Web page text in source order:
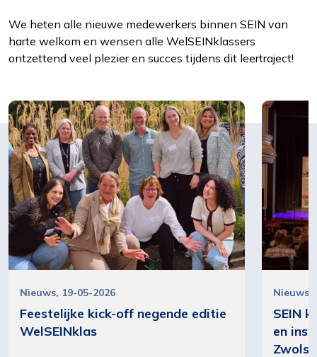
We heten alle nieuwe medewerkers binnen SEIN van
harte welkom en wensen alle WelSEINklassers
ontzettend veel plezier en succes tijdens dit leertraject!
Feestelijke kick-off negende editie
WelSEINklas
Nieuws 19-05-2026
SEIN
en
Nieuws